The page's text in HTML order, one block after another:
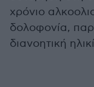
χρόνιο
δολοφονία,
διανοητική